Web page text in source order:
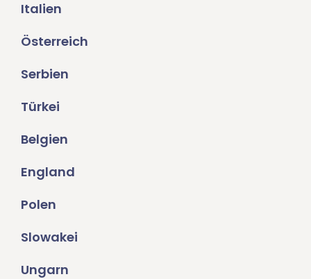
Italien
Österreich
Serbien
Türkei
Belgien
England
Polen
Slowakei
Ungarn